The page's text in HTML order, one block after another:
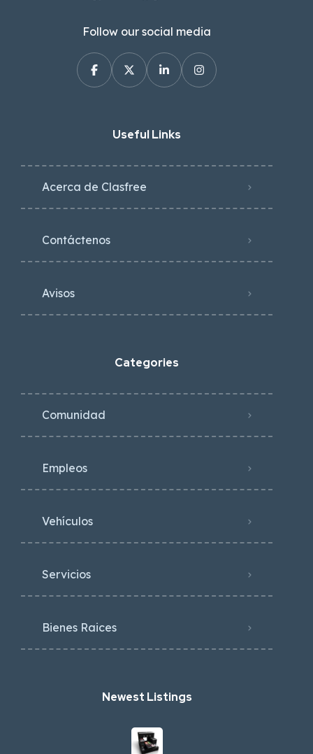
Follow our social media
Useful Links
Acerca de Clasfree
Contáctenos
Avisos
Categories
Comunidad
Empleos
Vehículos
Servicios
Bienes Raices
Newest Listings​